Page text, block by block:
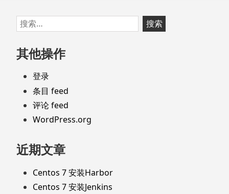
跳
至
页
脚
搜
索：
其他操作
登录
条目 feed
评论 feed
WordPress.org
近期文章
Centos 7 安装Harbor
Centos 7 安装Jenkins